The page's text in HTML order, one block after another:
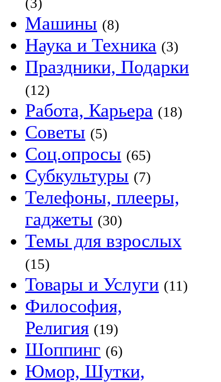
Машины (8)
Наука и Техника (3)
Праздники, Подарки
(12)
Работа, Карьера (18)
Советы (5)
Соц.опросы (65)
Субкультуры (7)
Телефоны, плееры,
гаджеты (30)
Темы для взрослых
(15)
Товары и Услуги (11)
Философия,
Религия (19)
Шоппинг (6)
Юмор, Шутки,